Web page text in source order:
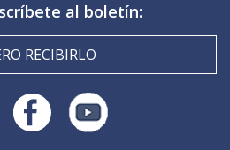
al boletín:
RECIBIRLO